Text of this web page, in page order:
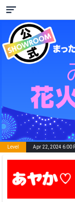
Level Apr 22, 2024 6:00